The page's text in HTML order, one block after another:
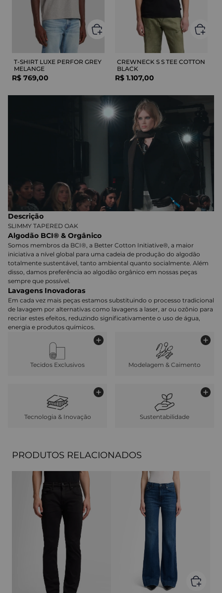
T-SHIRT LUXE PERFOR GREY
MELANGE
R$ 769,00
CREWNECK S S TEE COTTON
BLACK
R$ 1.107,00
Descrição
SLIMMY TAPERED OAK
Algodão BCI® & Orgânico
Somos membros da BCI®, a Better Cotton Initiative®, a maior
iniciativa a nível global para uma cadeia de produção do algodão
totalmente sustentável, tanto ambiental quanto socialmente. Além
disso, damos preferência ao algodão orgânico em nossas peças
sempre que possível.
Lavagens Inovadoras
Em cada vez mais peças estamos substituindo o processo tradicional
de lavagem por alternativas como lavagens a laser, ar ou ozônio para
recriar estes efeitos, reduzindo significativamente o uso de água,
energia e produtos químicos.
Tecidos Exclusivos Modelagem & Caimento
Tecnologia & Inovação Sustentabilidade
PRODUTOS RELACIONADOS